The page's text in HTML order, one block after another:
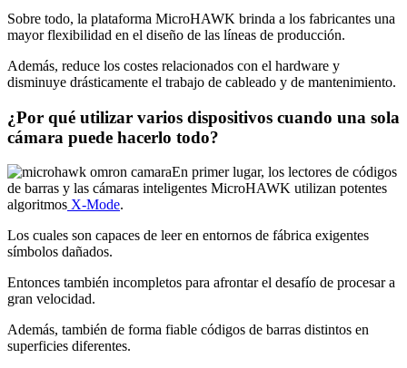
Sobre todo, la plataforma MicroHAWK brinda a los fabricantes una
mayor flexibilidad en el diseño de las líneas de producción.
Además, reduce los costes relacionados con el hardware y
disminuye drásticamente el trabajo de cableado y de mantenimiento.
¿Por qué utilizar varios dispositivos cuando una sola
cámara puede hacerlo todo?
En primer lugar, los lectores de códigos
de barras y las cámaras inteligentes MicroHAWK utilizan potentes
algoritmos X-Mode.
Los cuales son capaces de leer en entornos de fábrica exigentes
símbolos dañados.
Entonces también incompletos para afrontar el desafío de procesar a
gran velocidad.
Además, también de forma fiable códigos de barras distintos en
superficies diferentes.